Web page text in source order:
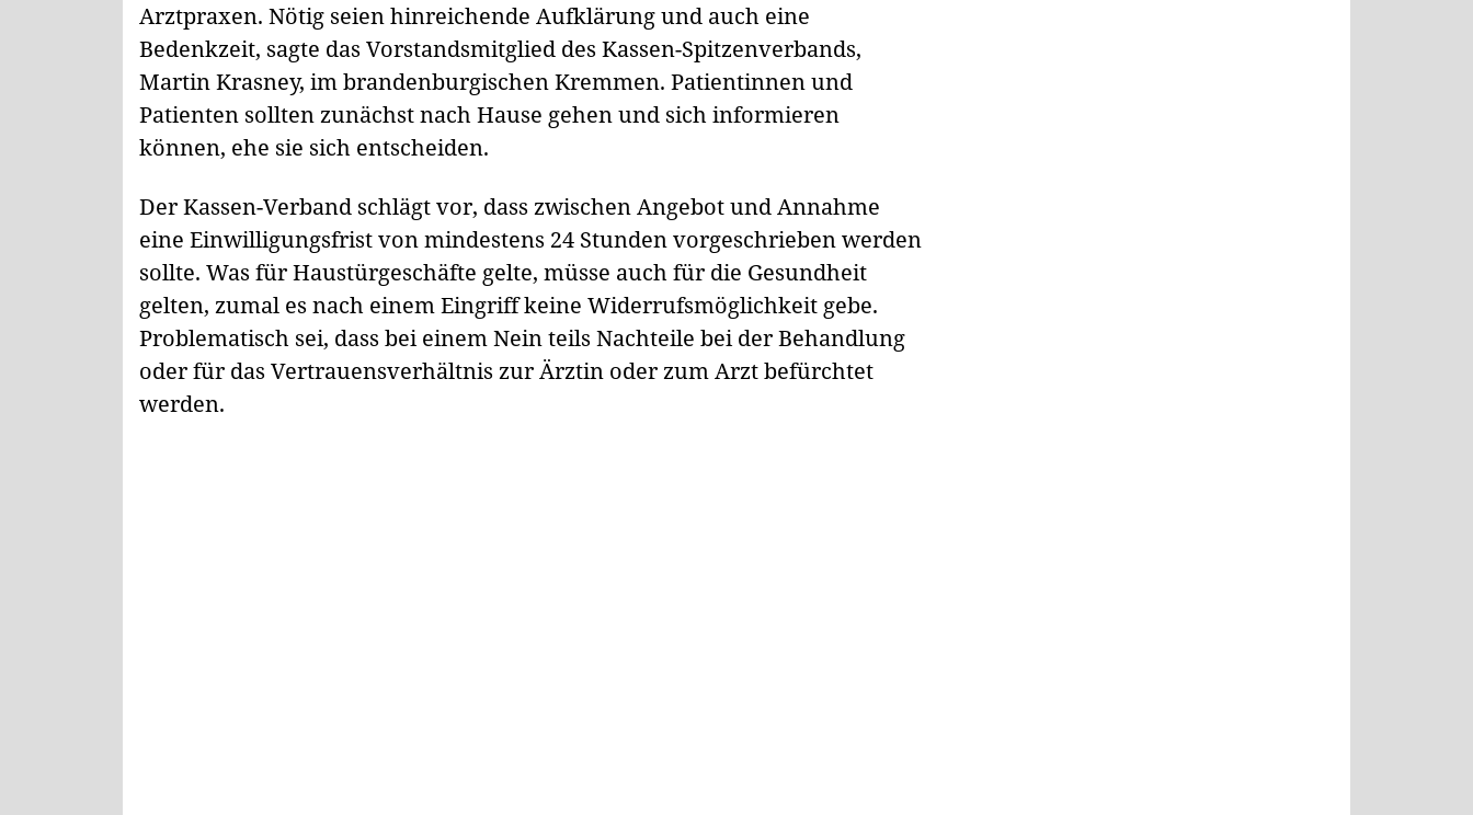
Arztpraxen. Nötig seien hinreichende Aufklärung und auch eine
Bedenkzeit, sagte das Vorstandsmitglied des Kassen-Spitzenverbands,
Martin Krasney, im brandenburgischen Kremmen. Patientinnen und
Patienten sollten zunächst nach Hause gehen und sich informieren
können, ehe sie sich entscheiden.
Der Kassen-Verband schlägt vor, dass zwischen Angebot und Annahme
eine Einwilligungsfrist von mindestens 24 Stunden vorgeschrieben werden
sollte. Was für Haustürgeschäfte gelte, müsse auch für die Gesundheit
gelten, zumal es nach einem Eingriff keine Widerrufsmöglichkeit gebe.
Problematisch sei, dass bei einem Nein teils Nachteile bei der Behandlung
oder für das Vertrauensverhältnis zur Ärztin oder zum Arzt befürchtet
werden.